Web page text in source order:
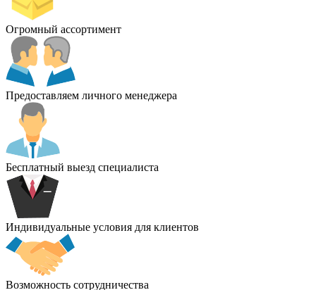
Огромный ассортимент
Предоставляем личного менеджера
Бесплатный выезд специалиста
Индивидуальные условия для клиентов
Возможность сотрудничества